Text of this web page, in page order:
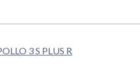
3 S PLUS R